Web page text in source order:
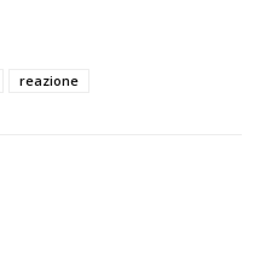
reazione